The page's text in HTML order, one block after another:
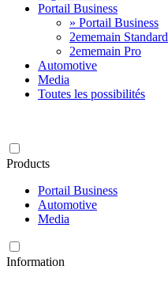
Portail Business
» Portail Business
2ememain Standard
2ememain Pro
Automotive
Media
Toutes les possibilités
Products
Portail Business
Automotive
Media
Information